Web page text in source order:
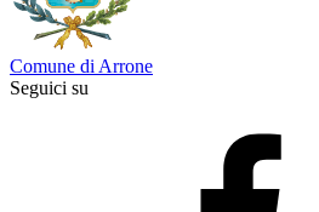
Comune di Arrone
Seguici su